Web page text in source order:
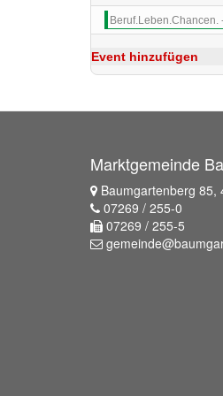
Event hinzufügen
Marktgemeinde
Baumgartenberg 85,
07269 / 255-0
07269 / 255-5